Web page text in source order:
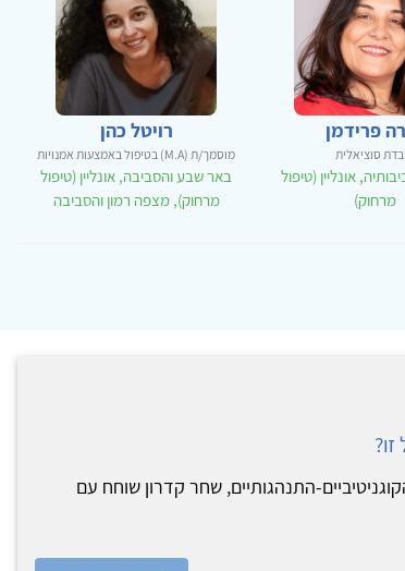
פרידמן
סוציאלית
אונליין (טיפול
מרחוק)
רויטל כהן
מוסמך/ת (M.A) בטיפול באמצעות אמנויות
באר שבע והסביבה, אונליין (טיפול
מרחוק), מצפה רמון והסביבה
התנהגותיים, שחר קדרון שוחח עם